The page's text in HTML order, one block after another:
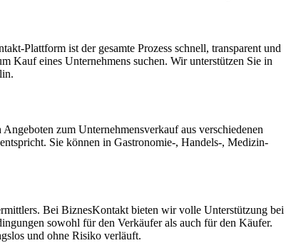
Plattform ist der gesamte Prozess schnell, transparent und
Kauf eines Unternehmens suchen. Wir unterstützen Sie in
zum Unternehmensverkauf aus verschiedenen
Sie können in Gastronomie-, Handels-, Medizin-
Bei BiznesKontakt bieten wir volle Unterstützung bei
sowohl für den Verkäufer als auch für den Käufer.
und ohne Risiko verläuft.